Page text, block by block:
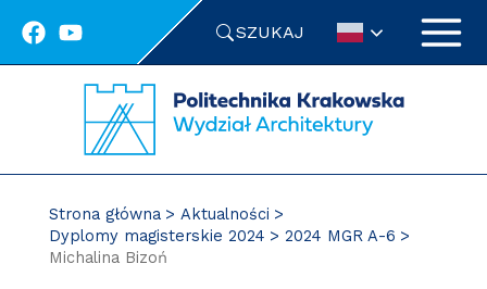
SZUKAJ
Strona główna
Aktualności
Dyplomy magisterskie 2024
2024 MGR A-6
Michalina Bizoń